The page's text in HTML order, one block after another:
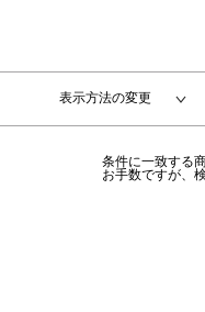
表示方法の変更
条件に一致する
お手数ですが、